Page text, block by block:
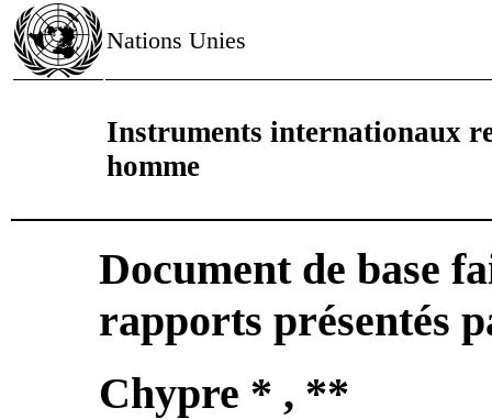
Nations Unies
Instruments internationaux
homme
Document de base
rapports présentés
Chypre * , **